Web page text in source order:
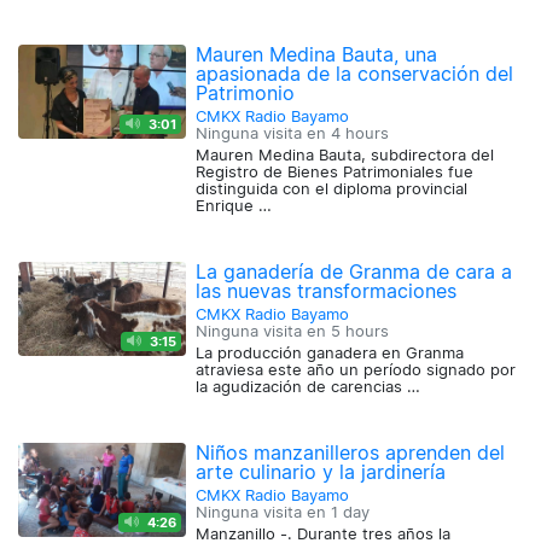
3:01
Mauren Medina Bauta, una
apasionada de la conservación del
Patrimonio
CMKX Radio Bayamo
Ninguna visita en4 hours
Mauren Medina Bauta, subdirectora del
Registro de Bienes Patrimoniales fue
distinguida con el diploma provincial
Enrique …
3:15
La ganadería de Granma de cara a
las nuevas transformaciones
CMKX Radio Bayamo
Ninguna visita en 5 hours
La producción ganadera en Granma
atraviesa este año un período signado por
la agudización de carencias …
4:26
Niños manzanilleros aprenden del
arte culinario y la jardinería
CMKX Radio Bayamo
Ninguna visita en 1 day
Manzanillo -. Durante tres años la